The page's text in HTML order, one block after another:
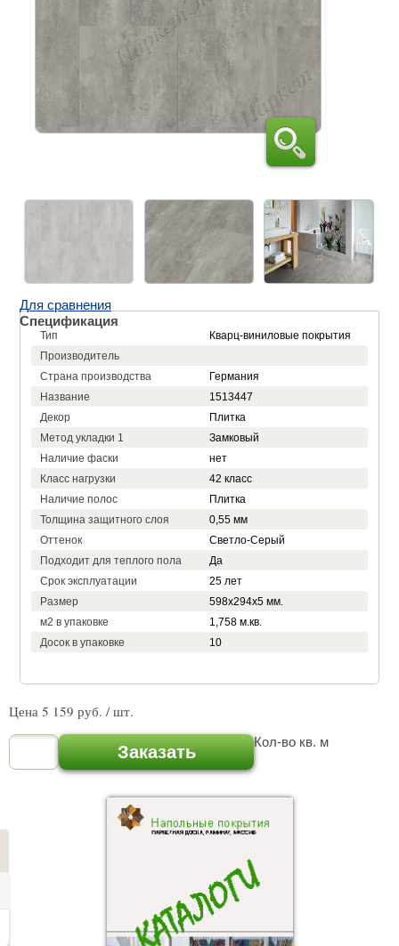
Для сравнения
Спецификация
Тип
Кварц-виниловые покрытия
Производитель
Страна производства
Германия
Название
1513447
Декор
Плитка
Метод укладки 1
Замковый
Наличие фаски
нет
Класс нагрузки
42 класс
Наличие полос
Плитка
Толщина защитного слоя
0,55 мм
Оттенок
Светло-Серый
Подходит для теплого пола
Да
Срок эксплуатации
25 лет
Размер
598х294х5 мм.
м2 в упаковке
1,758 м.кв.
Досок в упаковке
10
Цена 5 159 руб. / шт.
Кол-во кв. м
Заказать